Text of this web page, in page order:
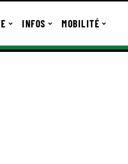
INFOS MOBILITÉ